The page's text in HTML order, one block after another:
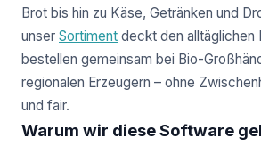
Brot bis hin zu Käse, Getränken und
unser Sortiment deckt den alltäglichen
bestellen gemeinsam bei Bio-
regionalen Erzeugern – ohne
und fair.
Warum wir diese Software